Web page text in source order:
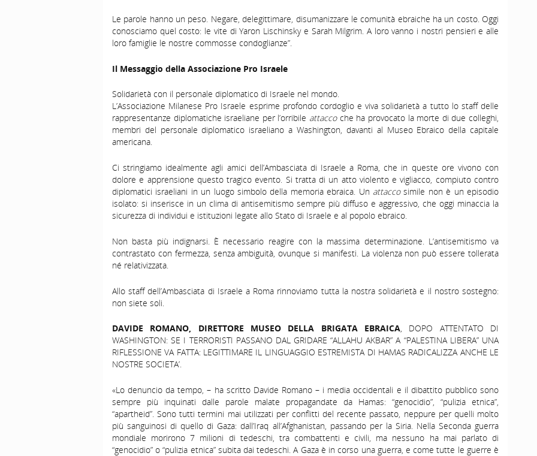
Le parole hanno un peso. Negare, delegittimare, disumanizzare le comunità ebraiche ha un costo. Oggi
conosciamo quel costo: le vite di Yaron Lischinsky e Sarah Milgrim. A loro vanno i nostri pensieri e alle
loro famiglie le nostre commosse condoglianze”.
Il Messaggio della Associazione Pro Israele
Solidarietà con il personale diplomatico di Israele nel mondo.
L’Associazione Milanese Pro Israele esprime profondo cordoglio e viva solidarietà a tutto lo staff delle
rappresentanze diplomatiche israeliane per l’orribile attaccoche ha provocato la morte di due colleghi,
membri del personale diplomatico israeliano a Washington, davanti al Museo Ebraico della capitale
americana.
Ci stringiamo idealmente agli amici dell’Ambasciata di Israele a Roma, che in queste ore vivono con
dolore e apprensione questo tragico evento. Si tratta di un atto violento e vigliacco, compiuto contro
diplomatici israeliani in un luogo simbolo della memoria ebraica. Un attaccosimile non è un episodio
isolato: si inserisce in un clima di antisemitismo sempre più diffuso e aggressivo, che oggi minaccia la
sicurezza di individui e istituzioni legate allo Stato di Israele e al popolo ebraico.
Non basta più indignarsi. È necessario reagire con la massima determinazione. L’antisemitismo va
contrastato con fermezza, senza ambiguità, ovunque si manifesti. La violenza non può essere tollerata
né relativizzata.
Allo staff dell’Ambasciata di Israele a Roma rinnoviamo tutta la nostra solidarietà e il nostro sostegno:
non siete soli.
DAVIDE ROMANO, DIRETTORE MUSEO DELLA BRIGATA EBRAICA, DOPO ATTENTATO DI
WASHINGTON: SE I TERRORISTI PASSANO DAL GRIDARE “ALLAHU AKBAR” A “PALESTINA LIBERA” UNA
RIFLESSIONE VA FATTA: LEGITTIMARE IL LINGUAGGIO ESTREMISTA DI HAMAS RADICALIZZA ANCHE LE
NOSTRE SOCIETA’.
«Lo denuncio da tempo, – ha scritto Davide Romano – i media occidentali e il dibattito pubblico sono
sempre più inquinati dalle parole malate propagandate da Hamas: “genocidio”, “pulizia etnica”,
“apartheid”. Sono tutti termini mai utilizzati per conflitti del recente passato, neppure per quelli molto
più sanguinosi di quello di Gaza: dall’Iraq all’Afghanistan, passando per la Siria. Nella Seconda guerra
mondiale morirono 7 milioni di tedeschi, tra combattenti e civili, ma nessuno ha mai parlato di
“genocidio” o “pulizia etnica” subita dai tedeschi. A Gaza è in corso una guerra, e come tutte le guerre è